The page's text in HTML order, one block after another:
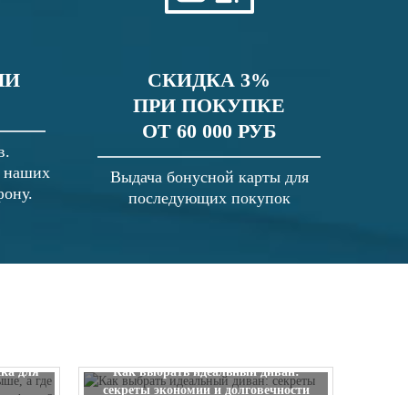
наших
СКИДКА 3%
ПРИ ПОКУПКЕ
ОТ 60 000 РУБ
Выдача бонусной карты для
последующих покупок
для
Как выбрать идеальный диван:
секреты экономии и долговечности